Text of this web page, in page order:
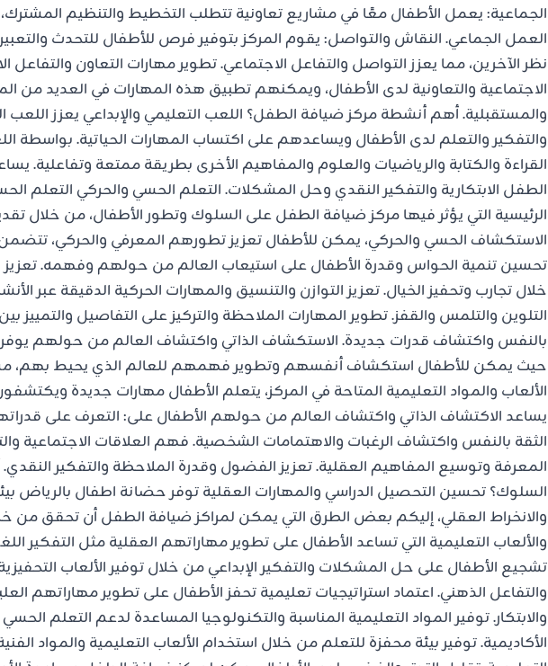
الجماعية: يعمل الأطفال معًا في مشاريع تعاونية تتطلب التخطيط والتنظيم
العمل الجماعي. النقاش والتواصل: يقوم المركز بتوفير فرص للأطفال للتحدث
نظر الآخرين، مما يعزز التواصل والتفاعل الاجتماعي. تطوير مهارات التعاون والتفاعل
الاجتماعية والتعاونية لدى الأطفال، ويمكنهم تطبيق هذه المهارات في العديد من
والمستقبلية. أهم أنشطة مركز ضيافة الطفل؟ اللعب التعليمي والإبداعي يعزز اللعب
والتفكير والتعلم لدى الأطفال ويساعدهم على اكتساب المهارات الحياتية. بواسطة
القراءة والكتابة والرياضيات والعلوم والمفاهيم الأخرى بطريقة ممتعة وتفاعلية.
الطفل الابتكارية والتفكير النقدي وحل المشكلات. التعلم الحسي والحركي التعلم
الرئيسية التي يؤثر فيها مركز ضيافة الطفل على السلوك وتطور الأطفال، من خلال
الاستكشاف الحسي والحركي، يمكن للأطفال تعزيز تطورهم المعرفي والحركي،
تحسين تنمية الحواس وقدرة الأطفال على استيعاب العالم من حولهم وفهمه. تعزيز
خلال تجارب وتحفيز الخيال. تعزيز التوازن والتنسيق والمهارات الحركية الدقيقة عبر
التلوين والتلمس والقفز. تطوير المهارات الملاحظة والتركيز على التفاصيل والتمييز
بالنفس واكتشاف قدرات جديدة. الاستكشاف الذاتي واكتشاف العالم من حولهم يوفر
حيث يمكن للأطفال استكشاف أنفسهم وتطوير فهمهم للعالم الذي يحيط بهم،
الألعاب والمواد التعليمية المتاحة في المركز، يتعلم الأطفال مهارات جديدة
يساعد الاكتشاف الذاتي واكتشاف العالم من حولهم الأطفال على: التعرف على
الثقة بالنفس واكتشاف الرغبات والاهتمامات الشخصية. فهم العلاقات الاجتماعية
المعرفة وتوسيع المفاهيم العقلية. تعزيز الفضول وقدرة الملاحظة والتفكير
السلوك؟ تحسين التحصيل الدراسي والمهارات العقلية توفر حضانة اطفال بالرياض
والانخراط العقلي، إليكم بعض الطرق التي يمكن لمراكز ضيافة الطفل أن تحقق من
والألعاب التعليمية التي تساعد الأطفال على تطوير مهاراتهم العقلية مثل التفكير
تشجيع الأطفال على حل المشكلات والتفكير الإبداعي من خلال توفير الألعاب
والتفاعل الذهني. اعتماد استراتيجيات تعليمية تحفز الأطفال على تطوير مهاراتهم
والابتكار. توفير المواد التعليمية المناسبة والتكنولوجيا المساعدة لدعم التعلم
الأكاديمية. توفير بيئة محفزة للتعلم من خلال استخدام الألعاب التعليمية والمواد